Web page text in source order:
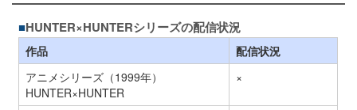
HUNTER×HUNTERシリーズの配信状況
作品
配信状況
アニメシリーズ（1999年）
HUNTER×HUNTER
×